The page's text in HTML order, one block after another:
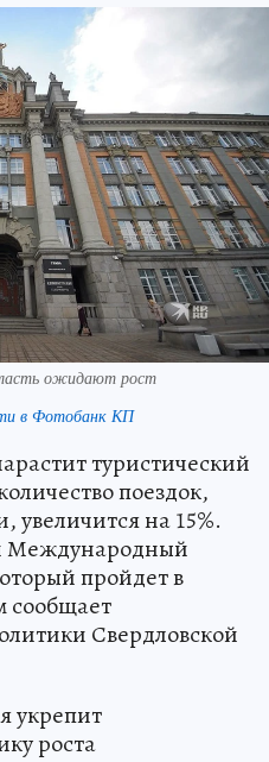
ожидают рост
в Фотобанк КП
туристический
поездок,
увеличится на 15%.
Международный
пройдет в
сообщает
Свердловской
укрепит
роста